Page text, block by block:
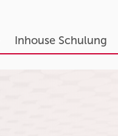
Inhouse Schulung